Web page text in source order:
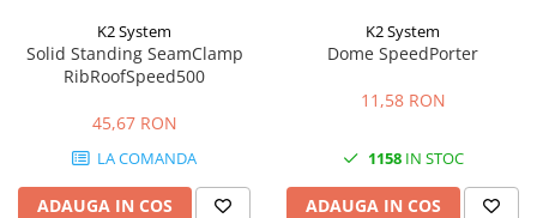
K2 System
Solid Standing SeamClamp
RibRoofSpeed500
45,67 RON
LA COMANDA
ADAUGA IN COS
K2 System
Dome SpeedPorter
11,58 RON
1158IN STOC
ADAUGA IN COS